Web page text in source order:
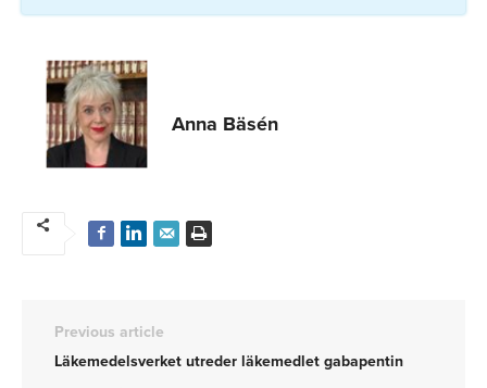
Anna Bäsén
Previous article
Läkemedelsverket utreder läkemedlet gabapentin